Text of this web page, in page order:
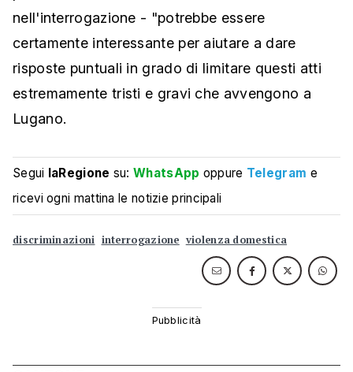
nell'interrogazione - "potrebbe essere
certamente interessante per aiutare a dare
risposte puntuali in grado di limitare questi atti
estremamente tristi e gravi che avvengono a
Lugano.
Segui laRegione su:WhatsApp oppure Telegram e
ricevi ogni mattina le notizie principali
discriminazioni interrogazione violenza domestica